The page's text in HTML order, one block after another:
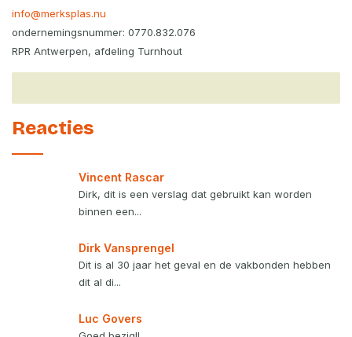
info@merksplas.nu
ondernemingsnummer: 0770.832.076
RPR Antwerpen, afdeling Turnhout
Reacties
Vincent Rascar
Dirk, dit is een verslag dat gebruikt kan worden
binnen een...
Dirk Vansprengel
Dit is al 30 jaar het geval en de vakbonden hebben
dit al di...
Luc Govers